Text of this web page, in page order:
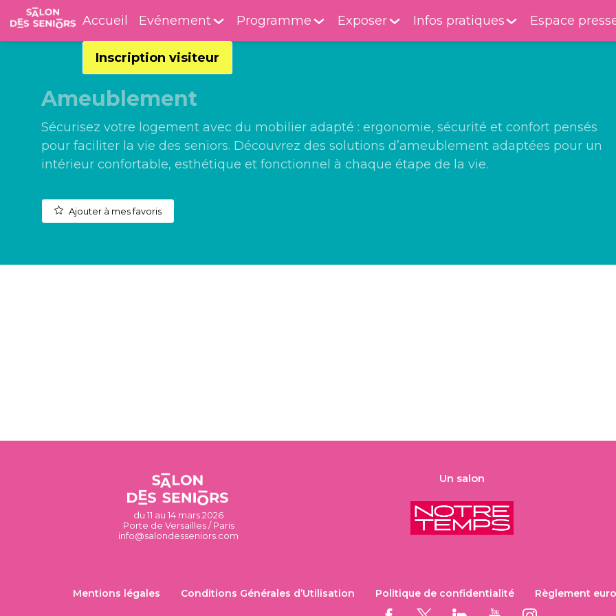
Accueil Evénement Programme Exposer Infos pratiques Espace
Inscription visiteur
Ameublement
Sécurisez votre logement avec du mobilier adapté : ergonomie, sécurité et confort pensés
pour faciliter la vie des seniors. Découvrez des solutions d’ameublement adaptées pour un
intérieur confortable, esthétique et fonctionnel à chaque étape de la vie.
Ajouter à mes favoris
du 11 au 14 mars 2026
Porte de Versailles / Paris
info@salondesseniors.com
Un salon
Mentions légales Conditions Générales d’Utilisation Politique de confidentialité Règlement